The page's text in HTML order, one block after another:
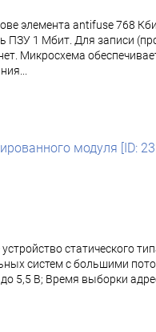
элемента antifuse 768
1 Мбит. Для записи
Микросхема
модуля [ID:
статического
систем с большими
5,5 В; Время выборки